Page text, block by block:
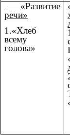
«Развитие
речи»
1.«Хлеб
всему
голова»